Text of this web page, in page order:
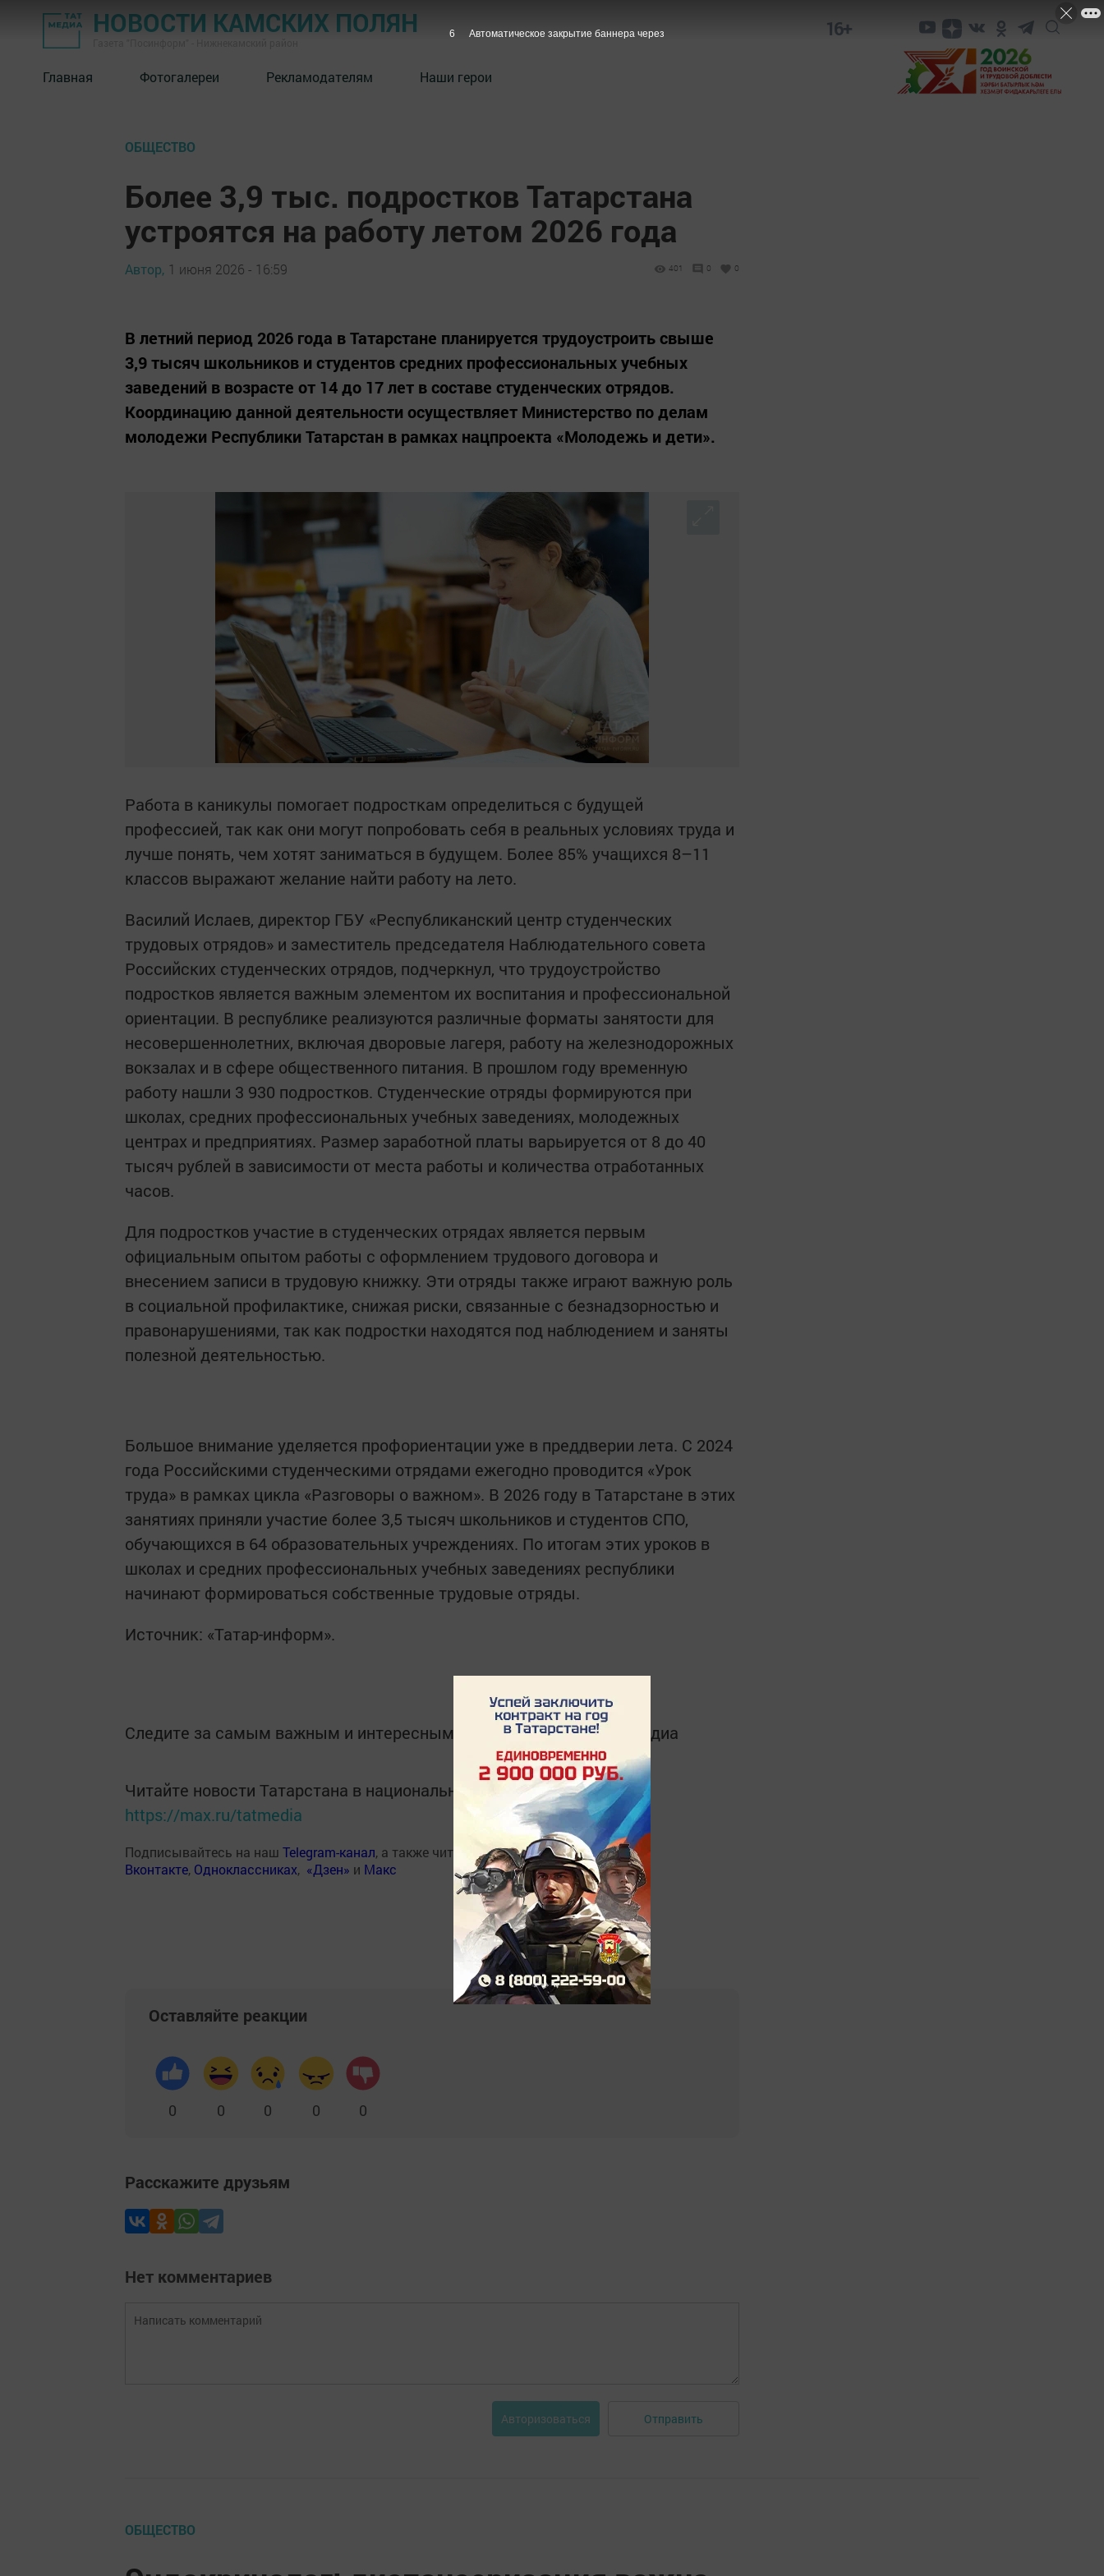
НОВОСТИ КАМСКИХ ПОЛЯН 16+
Главная Фотогалереи Рекламодателям Наши герои
ОБЩЕСТВО
Более 3,9 тыс. подростков Татарстана
устроятся на работу летом 2026 года
Автор, 1 июня 2026 - 16:59 401 0 0
В летний период 2026 года в Татарстане планируется трудоустроить свыше
3,9 тысяч школьников и студентов средних профессиональных учебных
заведений в возрасте от 14 до 17 лет в составе студенческих отрядов.
Координацию данной деятельности осуществляет Министерство по делам
молодежи Республики Татарстан в рамках нацпроекта «Молодежь и дети».
Работа в каникулы помогает подросткам определиться с будущей
профессией, так как они могут попробовать себя в реальных условиях труда и
лучше понять, чем хотят заниматься в будущем. Более 85% учащихся 8–11
классов выражают желание найти работу на лето.
Василий Ислаев, директор ГБУ «Республиканский центр студенческих
трудовых отрядов» и заместитель председателя Наблюдательного совета
Российских студенческих отрядов, подчеркнул, что трудоустройство
подростков является важным элементом их воспитания и профессиональной
ориентации. В республике реализуются различные форматы занятости для
несовершеннолетних, включая дворовые лагеря, работу на железнодорожных
вокзалах и в сфере общественного питания. В прошлом году временную
работу нашли 3 930 подростков. Студенческие отряды формируются при
школах, средних профессиональных учебных заведениях, молодежных
центрах и предприятиях. Размер заработной платы варьируется от 8 до 40
тысяч рублей в зависимости от места работы и количества отработанных
часов.
Для подростков участие в студенческих отрядах является первым
официальным опытом работы с оформлением трудового договора и
внесением записи в трудовую книжку. Эти отряды также играют важную роль
в социальной профилактике, снижая риски, связанные с безнадзорностью и
правонарушениями, так как подростки находятся под наблюдением и заняты
полезной деятельностью.
Большое внимание уделяется профориентации уже в преддверии лета. С 2024
года Российскими студенческими отрядами ежегодно проводится «Урок
труда» в рамках цикла «Разговоры о важном». В 2026 году в Татарстане в этих
занятиях приняли участие более 3,5 тысяч школьников и студентов СПО,
обучающихся в 64 образовательных учреждениях. По итогам этих уроков в
школах и средних профессиональных учебных заведениях республики
начинают формироваться собственные трудовые отряды.
Источник: «Татар-информ».
Следите за самым важным и интересным в Telegram-канале Татмедиа
Читайте новости Татарстана в национальном мессенджере MАХ:
https://max.ru/tatmedia
Подписывайтесь на наш Telegram-канал, а также читайте нас
Вконтакте, Одноклассниках, «Дзен» и Макс
Оставляйте реакции
0 0 0 0 0
Расскажите друзьям
Нет комментариев
Авторизоваться Отправить
ОБЩЕСТВО
5 Автоматическое закрытие баннера через